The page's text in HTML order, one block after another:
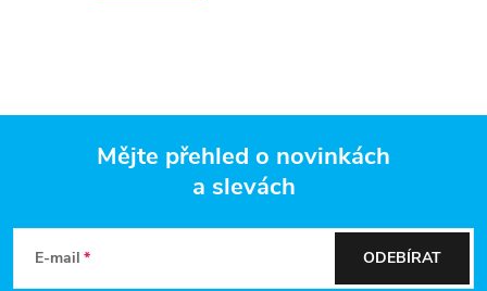
p
s
Mějte přehled o novinkách
a slevách
E-mail ODEBÍRAT